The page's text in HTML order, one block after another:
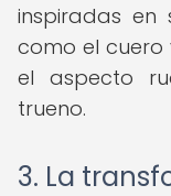
inspiradas en
como el
el aspecto
trueno.
3. La